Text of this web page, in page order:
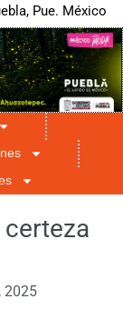
Pue. México
certeza
2025